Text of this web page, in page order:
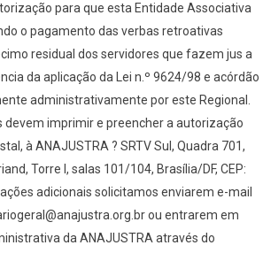
para que esta Entidade Associativa
o pagamento das verbas retroativas
residual dos servidores que fazem jus a
da aplicação da Lei n.º 9624/98 e acórdão
administrativamente por este Regional.
devem imprimir e preencher a autorização
à ANAJUSTRA ? SRTV Sul, Quadra 701,
Torre I, salas 101/104, Brasília/DF, CEP:
adicionais solicitamos enviarem e-mail
ou entrarem em
da ANAJUSTRA através do